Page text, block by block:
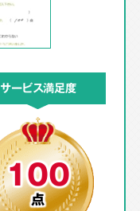
サービス満足度
100
点